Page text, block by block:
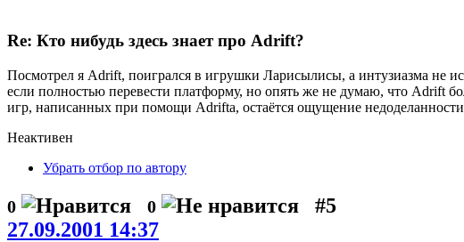
Re: Кто нибудь здесь знает про Adrift?
Посмотрел я Adrift, поигрался в игрушки Ларисылисы, а интузиазма не
если полностью перевести платформу, но опять же не думаю, что Adrift
игр, написанных при помощи Adrifta, остаётся ощущение
Неактивен
Убрать отбор по автору
0 0
#5
27.09.2001 14:37